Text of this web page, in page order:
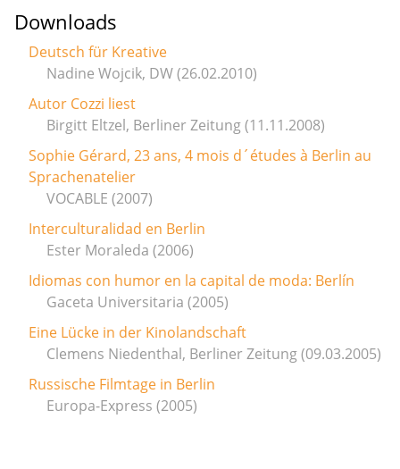
Downloads
Deutsch für Kreative
Nadine Wojcik, DW (26.02.2010)
Autor Cozzi liest
Birgitt Eltzel, Berliner Zeitung (11.11.2008)
Sophie Gérard, 23 ans, 4 mois d´études à Berlin au
Sprachenatelier
VOCABLE (2007)
Interculturalidad en Berlin
Ester Moraleda (2006)
Idiomas con humor en la capital de moda: Berlín
Gaceta Universitaria (2005)
Eine Lücke in der Kinolandschaft
Clemens Niedenthal, Berliner Zeitung (09.03.2005)
Russische Filmtage in Berlin
Europa-Express (2005)